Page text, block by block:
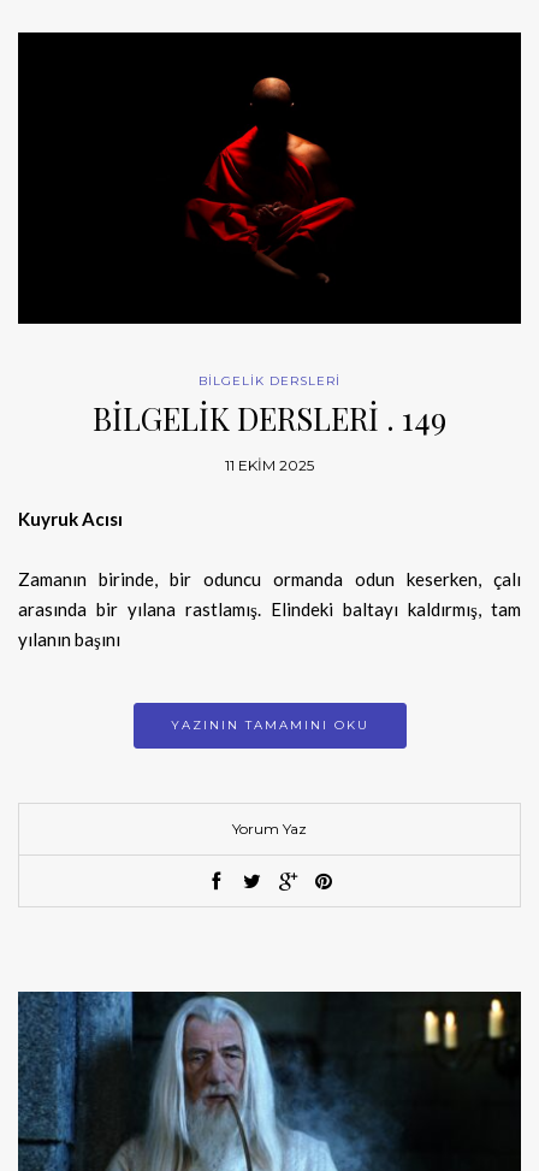
BİLGELİK DERSLERİ
BİLGELİK DERSLERİ . 149
11 EKIM 2025
Kuyruk Acısı
Zamanın birinde, bir oduncu ormanda odun keserken, çalı
arasında bir yılana rastlamış. Elindeki baltayı kaldırmış, tam
yılanın başını
YAZININ TAMAMINI OKU
Yorum Yaz